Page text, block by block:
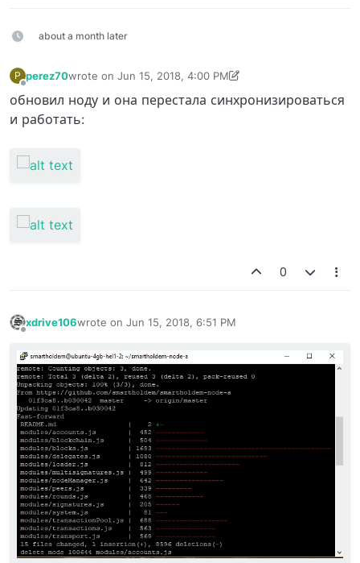
about a month later
P perez70wrote on Jun 15, 2018, 4:00 PM
last edited by perez70 Jun 15, 2018, 4:01 PM
обновил ноду и она перестала синхронизироваться
и работать:
0
xdrive106wrote on Jun 15, 2018, 6:51 PM
last edited by